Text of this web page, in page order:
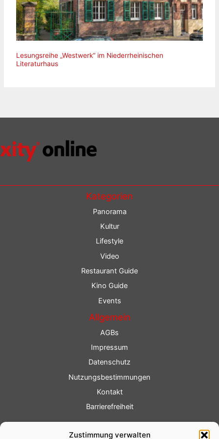
Zustimmung verwalten
Lesungsreihe „Westwerk“ im Niederrheinischen
Literaturhaus
Kategorien
Panorama
Kultur
Lifestyle
Video
Restaurant Guide
Kino Guide
Events
Allgemein
AGBs
Impressum
Datenschutz
Nutzungsbestimmungen
Kontakt
Barrierefreiheit